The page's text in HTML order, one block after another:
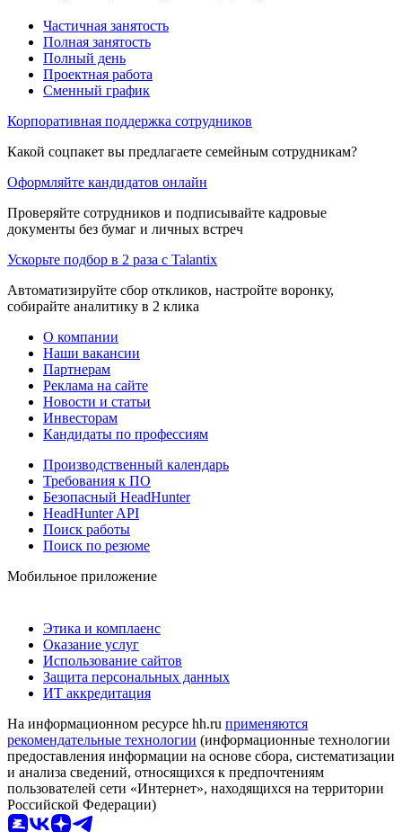
Частичная занятость
Полная занятость
Полный день
Проектная работа
Сменный график
Корпоративная поддержка сотрудников
Какой соцпакет вы предлагаете семейным сотрудникам?
Оформляйте кандидатов онлайн
Проверяйте сотрудников и подписывайте кадровые
документы без бумаг и личных встреч
Ускорьте подбор в 2 раза с Talantix
Автоматизируйте сбор откликов, настройте воронку,
собирайте аналитику в 2 клика
О компании
Наши вакансии
Партнерам
Реклама на сайте
Новости и статьи
Инвесторам
Кандидаты по профессиям
Производственный календарь
Требования к ПО
Безопасный HeadHunter
HeadHunter API
Поиск работы
Поиск по резюме
Мобильное приложение
Этика и комплаенс
Оказание услуг
Использование сайтов
Защита персональных данных
ИТ аккредитация
На информационном ресурсе hh.ru применяются
рекомендательные технологии (информационные технологии
предоставления информации на основе сбора, систематизации
и анализа сведений, относящихся к предпочтениям
пользователей сети «Интернет», находящихся на территории
Российской Федерации)